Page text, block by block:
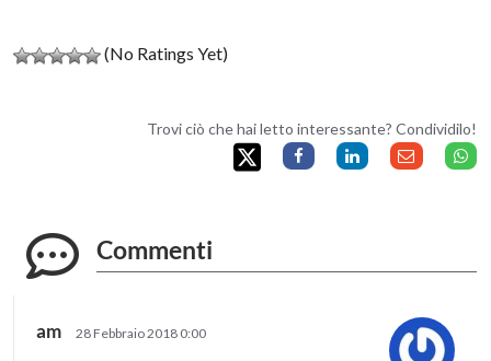
(No Ratings Yet)
Trovi ciò che hai letto interessante? Condividilo!
Commenti
am 28 Febbraio 2018 0:00